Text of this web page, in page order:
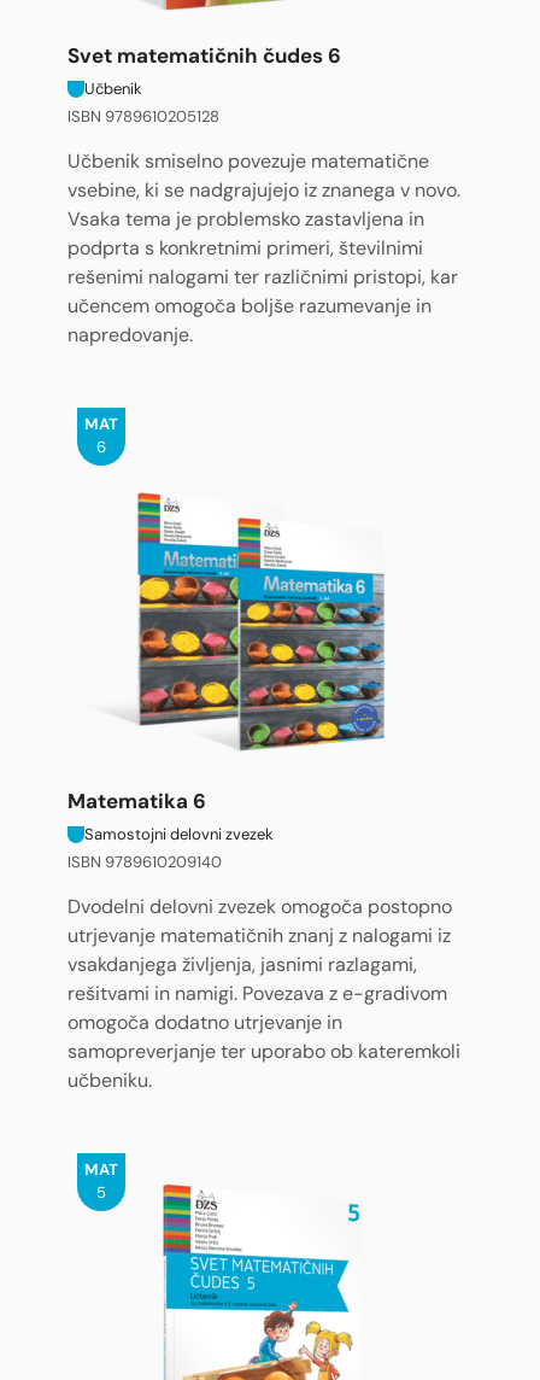
Svet matematičnih čudes 6
Učbenik
ISBN 9789610205128
Učbenik smiselno povezuje matematične
vsebine, ki se nadgrajujejo iz znanega v novo.
Vsaka tema je problemsko zastavljena in
podprta s konkretnimi primeri, številnimi
rešenimi nalogami ter različnimi pristopi, kar
učencem omogoča boljše razumevanje in
napredovanje.
MAT
6
Matematika 6
Samostojni delovni zvezek
ISBN 9789610209140
Dvodelni delovni zvezek omogoča postopno
utrjevanje matematičnih znanj z nalogami iz
vsakdanjega življenja, jasnimi razlagami,
rešitvami in namigi. Povezava z e-gradivom
omogoča dodatno utrjevanje in
samopreverjanje ter uporabo ob kateremkoli
učbeniku.
MAT
5